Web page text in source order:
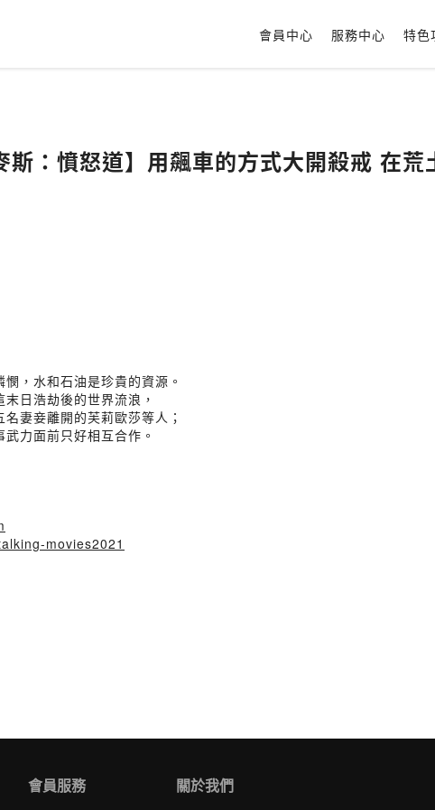
會員中心 服務中心 特色
斯：憤怒道】用飆車的方式大開殺戒 在荒
，水和石油是珍貴的資源。
日浩劫後的世界流浪，
妻妾離開的芙莉歐莎等人；
力面前只好相互合作。
movies2021
會員服務 關於我們